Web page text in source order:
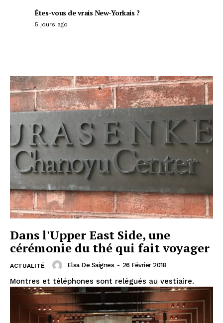
Êtes-vous de vrais New-Yorkais ?
5 jours ago
Dans l'Upper East Side, une
cérémonie du thé qui fait voyager
ACTUALITÉ Elsa De Saignes - 26 Février 2018
Montres et téléphones sont relégués au vestiaire.